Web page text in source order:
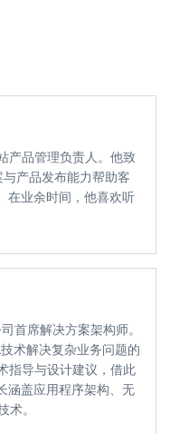
产品管理负责人。他致
产品发布能力帮助客
在业余时间，他喜欢听
首席解决方案架构师。
术解决复杂业务问题的
指导与设计建议，借此
涵盖应用程序架构、无
术。